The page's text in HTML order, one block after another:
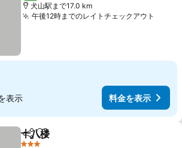
犬山駅まで17.0 km
午後12時までのレイトチェックアウト
表示 料金を表示
シェアお気に入りに追加
十八楼